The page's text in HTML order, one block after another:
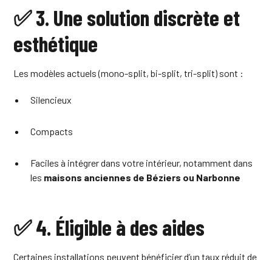
✅ 3. Une solution discrète et
esthétique
Les modèles actuels (mono-split, bi-split, tri-split) sont :
Silencieux
Compacts
Faciles à intégrer dans votre intérieur, notamment dans
les maisons anciennes de Béziers ou Narbonne
✅ 4. Éligible à des aides
Certaines installations peuvent bénéficier d’un taux réduit de